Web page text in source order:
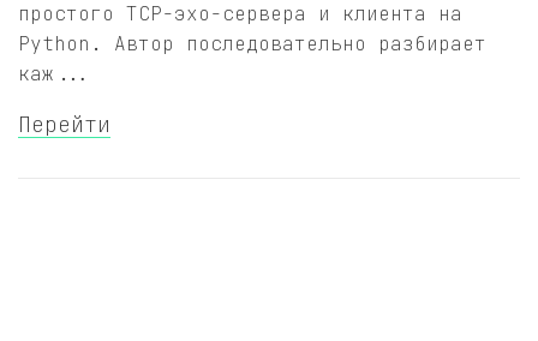
простого TCP-эхо-сервера и клиента на
Python. Автор последовательно разбирает
каж...
Перейти